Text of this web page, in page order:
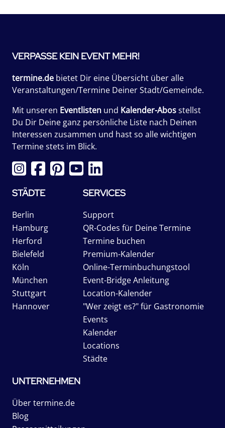
VERPASSE KEIN EVENT MEHR!
termine.de bietet Dir eine Übersicht über alle
Veranstaltungen/Termine Deiner Stadt/Gemeinde.
Mit unseren Eventlisten und Kalender-Abosstellst
Du Dir Deine ganz persönliche Liste nach Deinen
Interessen zusammen und hast so alle wichtigen
Termine stets im Blick.
STÄDTE
Berlin
Hamburg
Herford
Bielefeld
Köln
München
Stuttgart
Hannover
SERVICES
Support
QR-Codes für Deine Termine
Termine buchen
Premium-Kalender
Online-Terminbuchungstool
Event-Bridge Anleitung
Location-Kalender
"Wer zeigt es?" für Gastronomie
Events
Kalender
Locations
Städte
UNTERNEHMEN
Über termine.de
Blog